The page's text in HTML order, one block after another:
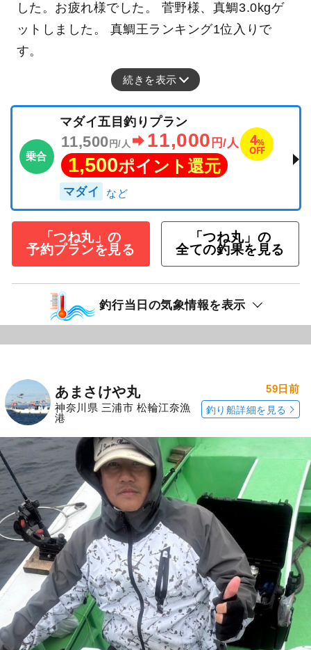
した。お疲れ様でした。 菅野様、真鯛3.0kgゲ
ットしました。 真鯛王ランキング1位入りで
す。
続きを表示
乗合
マダイ五目釣りプラン
11,500 円/人 11,000 円/人 4%
OFF
1,500ポイント還元
マダイ
「つね丸」の
予約プランを見る
「つね丸」の
全ての釣果を見る
釣行当日の気象情報を表示
あまさけや丸
神奈川県 三浦市 松輪江奈漁
港
59日前
釣り船詳細を見る